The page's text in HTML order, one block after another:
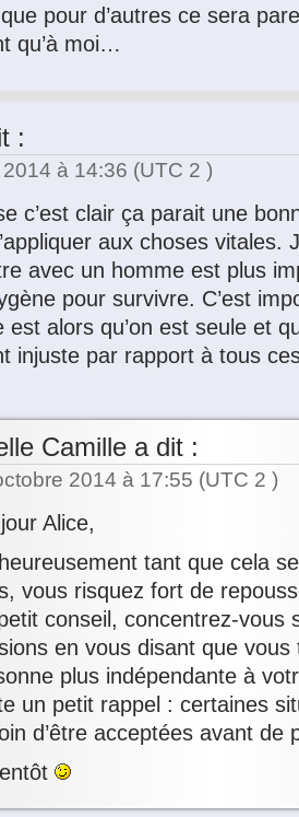
pour d’autres ce sera
qu’à moi…
:
à 14:36 (UTC 2 )
c’est clair ça parait une
aux choses vitales.
avec un homme est plus
pour survivre. C’est
est alors qu’on est seule et
injuste par rapport à tous
Camille a dit :
2014 à 17:55 (UTC 2 )
Alice,
tant que cela
vous risquez fort de
conseil, concentrez-vous
en vous disant que
plus indépendante à
un petit rappel : certaines
d’être acceptées avant de